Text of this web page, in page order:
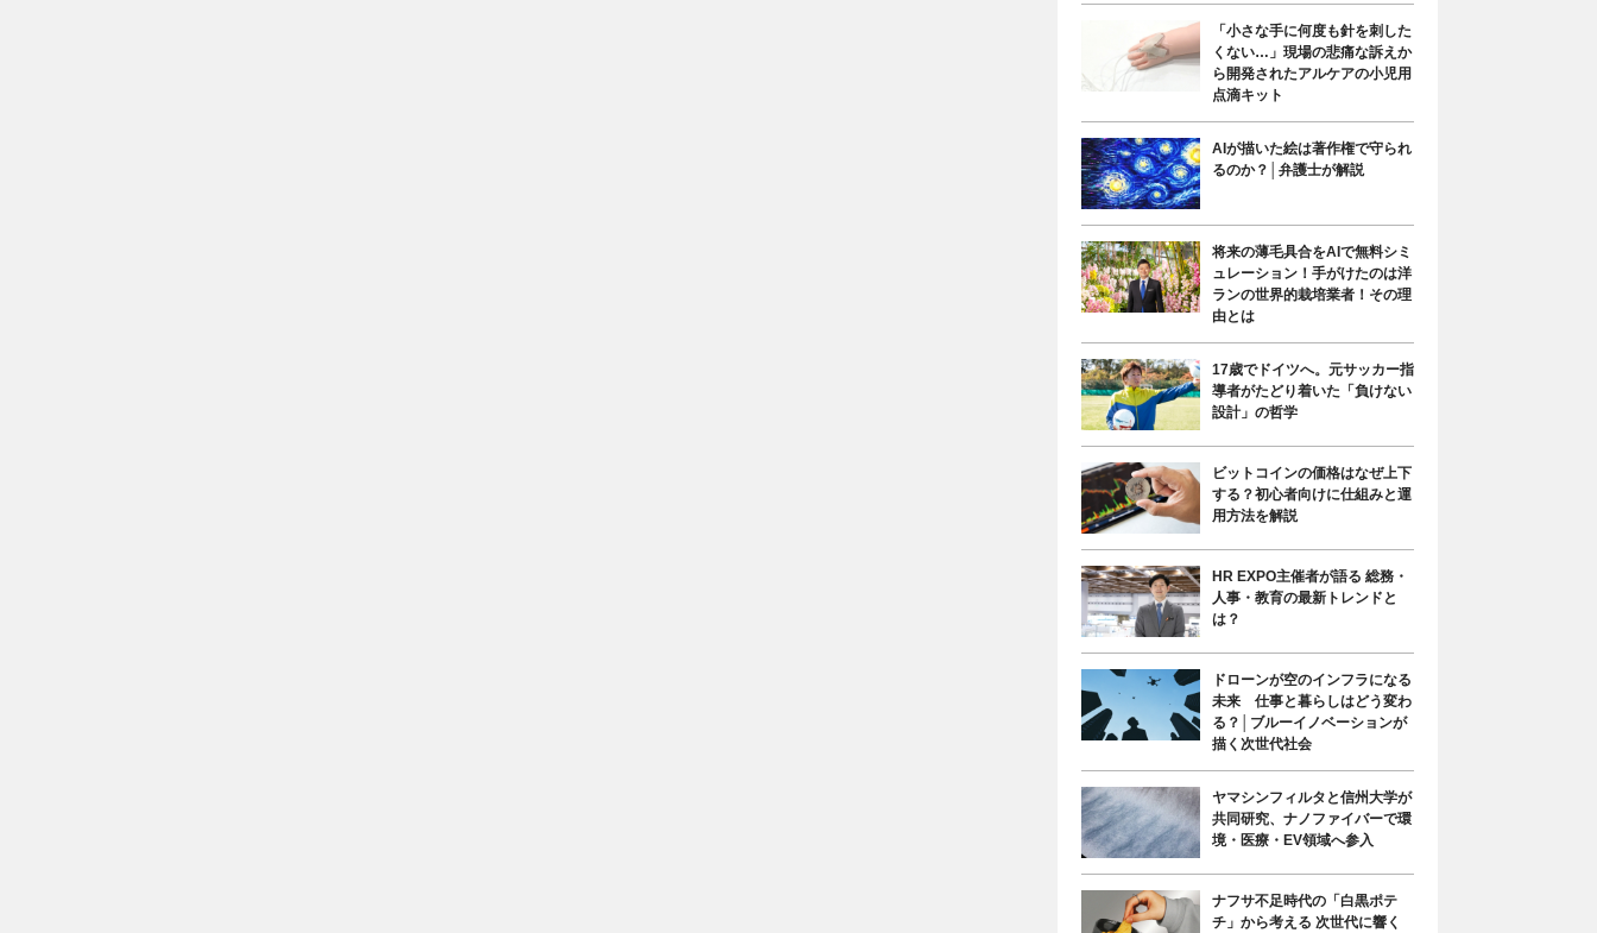
「小さな手に何度も針を刺した
くない…」現場の悲痛な訴えか
ら開発されたアルケアの小児用
点滴キット
AIが描いた絵は著作権で守られ
るのか？│弁護士が解説
将来の薄毛具合をAIで無料シミ
ュレーション！手がけたのは洋
ランの世界的栽培業者！その理
由とは
17歳でドイツへ。元サッカー指
導者がたどり着いた「負けない
設計」の哲学
ビットコインの価格はなぜ上下
する？初心者向けに仕組みと運
用方法を解説
HR EXPO主催者が語る 総務・
人事・教育の最新トレンドと
は？
ドローンが空のインフラになる
未来 仕事と暮らしはどう変わ
る？│ブルーイノベーションが
描く次世代社会
ヤマシンフィルタと信州大学が
共同研究、ナノファイバーで環
境・医療・EV領域へ参入
ナフサ不足時代の「白黒ポテ
チ」から考える 次世代に響く